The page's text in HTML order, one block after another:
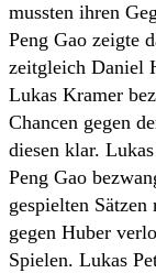
mussten ihren
Peng Gao zeigte
zeitgleich Daniel
Lukas Kramer
Chancen gegen
diesen klar.
Peng Gao
gespielten
gegen Huber
Spielen. Lukas